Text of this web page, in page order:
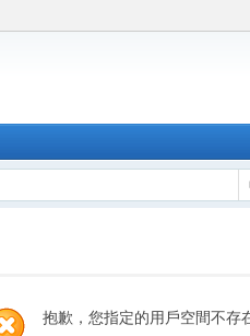
抱歉，您指定的用戶空間不存